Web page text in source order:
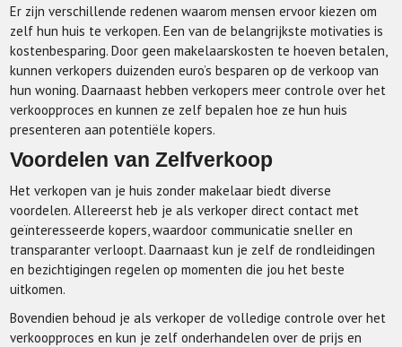
Er zijn verschillende redenen waarom mensen ervoor kiezen om
zelf hun huis te verkopen. Een van de belangrijkste motivaties is
kostenbesparing. Door geen makelaarskosten te hoeven betalen,
kunnen verkopers duizenden euro’s besparen op de verkoop van
hun woning. Daarnaast hebben verkopers meer controle over het
verkoopproces en kunnen ze zelf bepalen hoe ze hun huis
presenteren aan potentiële kopers.
Voordelen van Zelfverkoop
Het verkopen van je huis zonder makelaar biedt diverse
voordelen. Allereerst heb je als verkoper direct contact met
geïnteresseerde kopers, waardoor communicatie sneller en
transparanter verloopt. Daarnaast kun je zelf de rondleidingen
en bezichtigingen regelen op momenten die jou het beste
uitkomen.
Bovendien behoud je als verkoper de volledige controle over het
verkoopproces en kun je zelf onderhandelen over de prijs en